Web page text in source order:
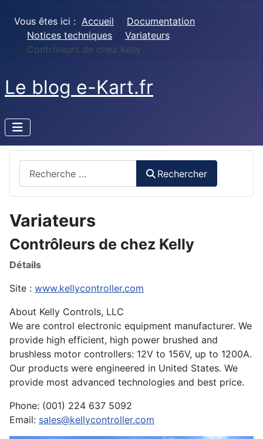
Vous êtes ici : Accueil
Documentation
Notices techniques
Variateurs
Contrôleurs de chez Kelly
Le blog e-Kart.fr
Rechercher
Variateurs
Contrôleurs de chez Kelly
Détails
Site : www.kellycontroller.com
About Kelly Controls, LLC
We are control electronic equipment manufacturer. We
provide high efficient, high power brushed and
brushless motor controllers: 12V to 156V, up to 1200A.
Our products were engineered in United States. We
provide most advanced technologies and best price.
Phone: (001) 224 637 5092
Email: sales@kellycontroller.com